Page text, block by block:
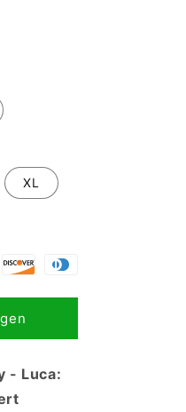
XL
- Luca: